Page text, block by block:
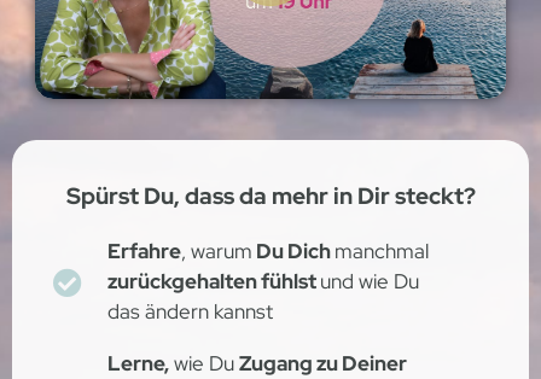
Spürst Du, dass da mehr in Dir steckt?
Erfahre, warum Du Dichmanchmal
zurückgehalten fühlstund wie Du
das ändern kannst
Lerne,wie DuZugang zu Deiner